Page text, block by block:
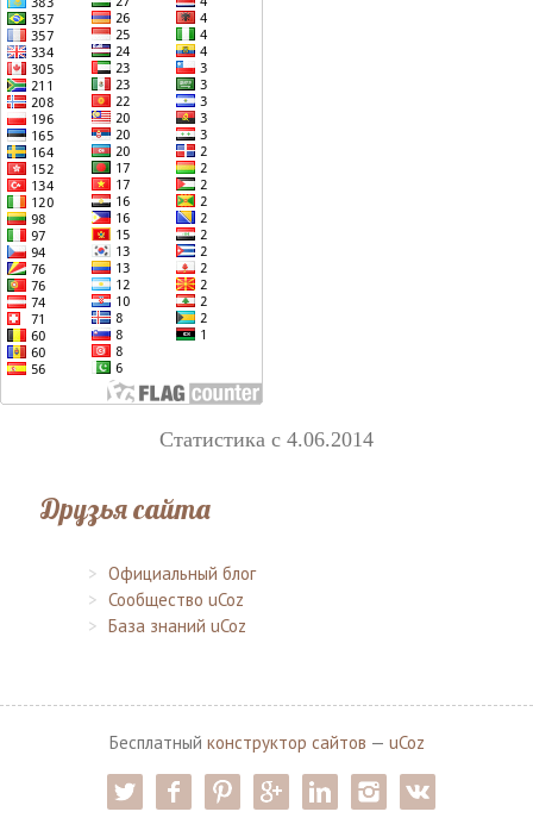
Статистика с 4.06.2014
Друзья сайта
Официальный блог
Сообщество uCoz
База знаний uCoz
Бесплатный конструктор сайтов — uCoz
twitter
facebookpinterestgoogle-pllinkedin instagram